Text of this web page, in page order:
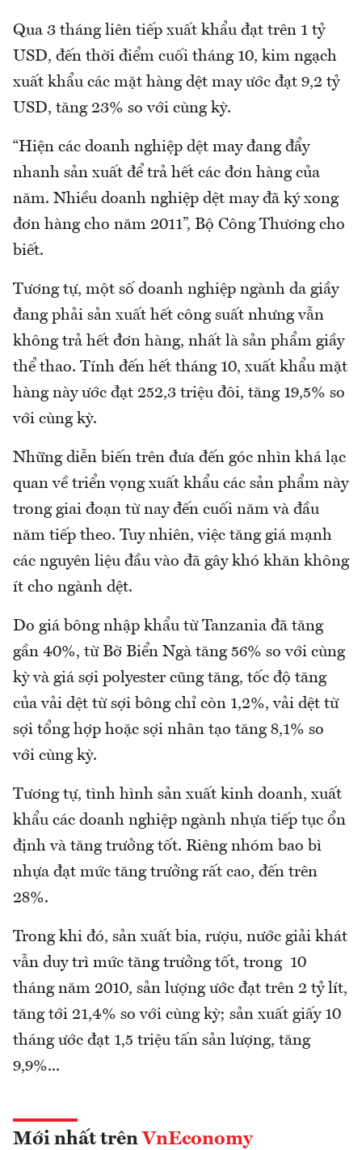
Qua 3 tháng liên tiếp xuất khẩu đạt trên 1 tỷ
USD, đến thời điểm cuối tháng 10, kim ngạch
xuất khẩu các mặt hàng dệt may ước đạt 9,2 tỷ
USD, tăng 23% so với cùng kỳ.
“Hiện các doanh nghiệp dệt may đang đẩy
nhanh sản xuất để trả hết các đơn hàng của
năm. Nhiều doanh nghiệp dệt may đã ký xong
đơn hàng cho năm 2011”, Bộ Công Thương cho
biết.
Tương tự, một số doanh nghiệp ngành da giầy
đang phải sản xuất hết công suất nhưng vẫn
không trả hết đơn hàng, nhất là sản phẩm giầy
thể thao. Tính đến hết tháng 10, xuất khẩu mặt
hàng này ước đạt 252,3 triệu đôi, tăng 19,5% so
với cùng kỳ.
Những diễn biến trên đưa đến góc nhìn khá lạc
quan về triển vọng xuất khẩu các sản phẩm này
trong giai đoạn từ nay đến cuối năm và đầu
năm tiếp theo. Tuy nhiên, việc tăng giá mạnh
các nguyên liệu đầu vào đã gây khó khăn không
ít cho ngành dệt.
Do giá bông nhập khẩu từ Tanzania đã tăng
gần 40%, từ Bờ Biển Ngà tăng 56% so với cùng
kỳ và giá sợi polyester cũng tăng, tốc độ tăng
của vải dệt từ sợi bông chỉ còn 1,2%, vải dệt từ
sợi tổng hợp hoặc sợi nhân tạo tăng 8,1% so
với cùng kỳ.
Tương tự, tình hình sản xuất kinh doanh, xuất
khẩu các doanh nghiệp ngành nhựa tiếp tục ổn
định và tăng trưởng tốt. Riêng nhóm bao bì
nhựa đạt mức tăng trưởng rất cao, đến trên
28%.
Trong khi đó, sản xuất bia, rượu, nước giải khát
vẫn duy trì mức tăng trưởng tốt, trong 10
tháng năm 2010, sản lượng ước đạt trên 2 tỷ lít,
tăng tới 21,4% so với cùng kỳ; sản xuất giấy 10
tháng ước đạt 1,5 triệu tấn sản lượng, tăng
9,9%...
Mới nhất trên VnEconomy